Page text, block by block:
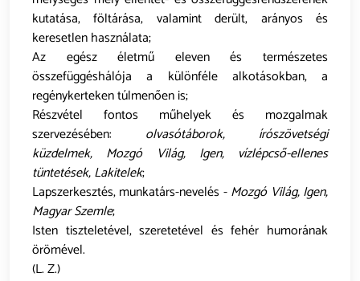
kutatása, föltárása, valamint derült, arányos és
keresetlen használata;
Az egész életmű eleven és természetes
összefüggéshálója a különféle alkotásokban, a
regénykerteken túlmenően is;
Részvétel fontos műhelyek és mozgalmak
szervezésében: olvasótáborok, írószövetségi
küzdelmek, Mozgó Világ, Igen, vízlépcső-ellenes
tüntetések, Lakitelek;
Lapszerkesztés, munkatárs-nevelés -Mozgó Világ, Igen,
Magyar Szemle;
Isten tiszteletével, szeretetével és fehér humorának
örömével.
(L. Z.)